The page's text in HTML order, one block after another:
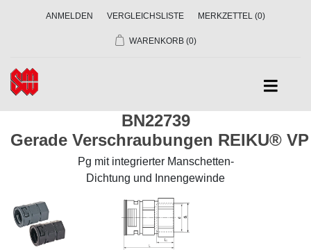
ANMELDEN VERGLEICHSLISTE MERKZETTEL (0)
WARENKORB (0)
BN22739
Gerade Verschraubungen REIKU®
Pg mit integrierter Manschetten-
Dichtung und Innengewinde